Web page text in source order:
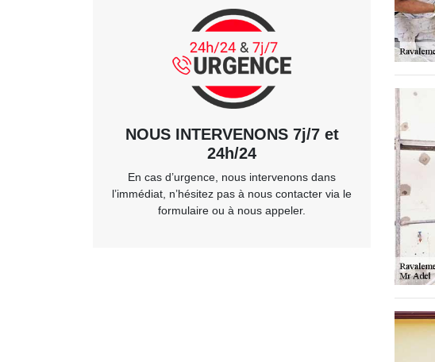
NOUS INTERVENONS 7j/7 et
24h/24
En cas d’urgence, nous intervenons dans
l’immédiat, n’hésitez pas à nous contacter via le
formulaire ou à nous appeler.